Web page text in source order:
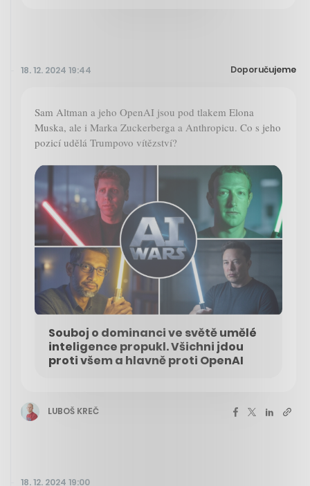
18. 12. 2024 19:44 Doporučujeme
Sam Altman a jeho OpenAI jsou pod tlakem Elona
Muska, ale i Marka Zuckerberga a Anthropicu. Co s jeho
pozicí udělá Trumpovo vítězství?
Souboj o dominanci ve světě umělé
inteligence propukl. Všichni jdou
proti všem a hlavně proti OpenAI
LUBOŠ KREČ
18. 12. 2024 19:00